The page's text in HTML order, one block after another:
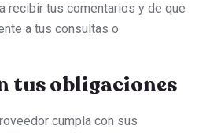
recibir tus comentarios y de que
a tus consultas o
tus obligaciones
cumpla con sus